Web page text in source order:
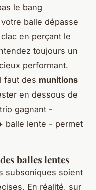
le bang
balle dépasse
clac en perçant le
toujours un
performant.
faut des munitions
en dessous de
gagnant -
balle lente - permet
balles lentes
subsoniques soient
En réalité, sur